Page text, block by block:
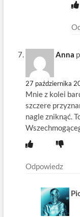
Anna
27 października
Mnie z kolei
szczere
nagle zniknąć.
Odpowiedz